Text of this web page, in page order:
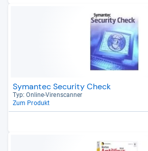
Symantec Security Check
Typ: Online-​Virens­can­ner
Zum Produkt